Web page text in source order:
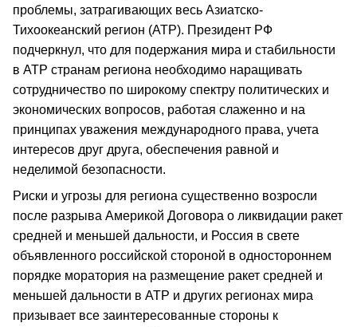
проблемы, затрагивающих весь Азиатско-
Тихоокеанский регион (АТР). Президент РФ
подчеркнул, что для подержания мира и стабильности
в АТР странам региона необходимо наращивать
сотрудничество по широкому спектру политических и
экономических вопросов, работая слаженно и на
принципах уважения международного права, учета
интересов друг друга, обеспечения равной и
неделимой безопасности.
Риски и угрозы для региона существенно возросли
после разрыва Америкой Договора о ликвидации ракет
средней и меньшей дальности, и Россия в свете
объявленного российской стороной в одностороннем
порядке моратория на размещение ракет средней и
меньшей дальности в АТР и других регионах мира
призывает все заинтересованные стороны к